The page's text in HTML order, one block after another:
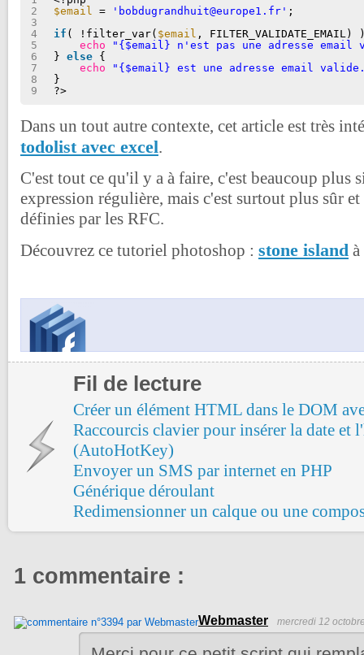
2
3
4
5
6
7
8
9
$email
= 'bobdugrandhuit@europe1.fr' ;
if ( !filter_var( $email , FILTER_VALIDATE_EMAIL)
echo
"{$email} n'est pas une adresse email
} else {
echo
"{$email} est une adresse email
}
?>
Dans un tout autre contexte, cet article est très
todolist avec excel.
C'est tout ce qu'il y a à faire, c'est beaucoup plus
expression régulière, mais c'est surtout plus sûr
définies par les RFC.
Découvrez ce tutoriel photoshop : stone island
Fil de lecture
Créer un élément HTML dans le DOM
Raccourcis clavier pour insérer la date et
(AutoHotKey)
Envoyer un SMS par internet en PHP
Générique déroulant
Redimensionner un calque ou une
1 commentaire :
Webmaster mercredi 12